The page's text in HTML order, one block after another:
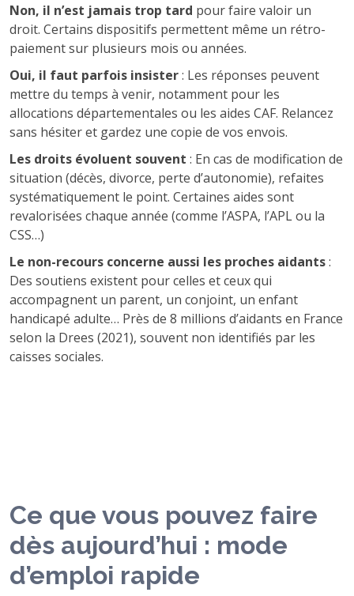
Non, il n’est jamais trop tard pour faire valoir un
droit. Certains dispositifs permettent même un rétro-
paiement sur plusieurs mois ou années.
Oui, il faut parfois insister: Les réponses peuvent
mettre du temps à venir, notamment pour les
allocations départementales ou les aides CAF. Relancez
sans hésiter et gardez une copie de vos envois.
Les droits évoluent souvent : En cas de modification de
situation (décès, divorce, perte d’autonomie), refaites
systématiquement le point. Certaines aides sont
revalorisées chaque année (comme l’ASPA, l’APL ou la
CSS…)
Le non-recours concerne aussi les proches aidants:
Des soutiens existent pour celles et ceux qui
accompagnent un parent, un conjoint, un enfant
handicapé adulte… Près de 8 millions d’aidants en France
selon la Drees (2021), souvent non identifiés par les
caisses sociales.
Ce que vous pouvez faire
dès aujourd’hui : mode
d’emploi rapide